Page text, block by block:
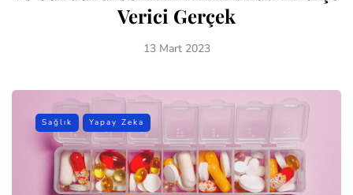
Verici Gerçek
13 Mart 2023
Sağlık Yapay Zeka